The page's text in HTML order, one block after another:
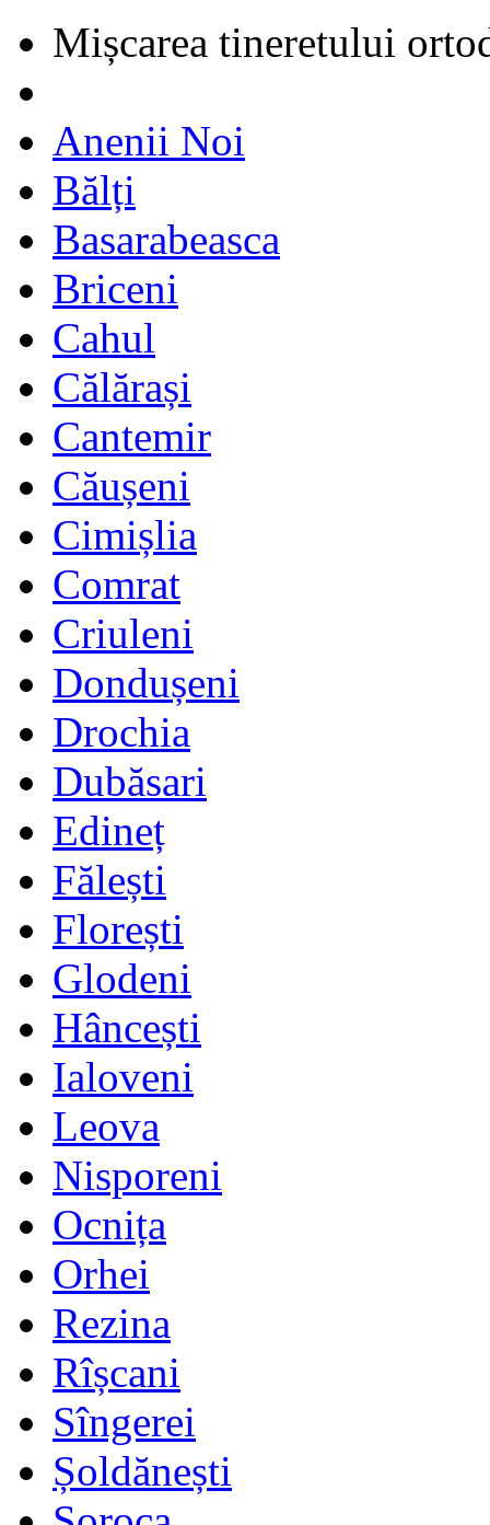
Mișcarea tineretului
Anenii Noi
Bălți
Basarabeasca
Briceni
Cahul
Călărași
Cantemir
Căușeni
Cimișlia
Comrat
Criuleni
Dondușeni
Drochia
Dubăsari
Edineț
Fălești
Florești
Glodeni
Hâncești
Ialoveni
Leova
Nisporeni
Ocnița
Orhei
Rezina
Rîșcani
Sîngerei
Șoldănești